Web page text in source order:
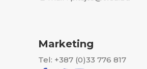
Marketing
Tel: +387 (0)33 776 817